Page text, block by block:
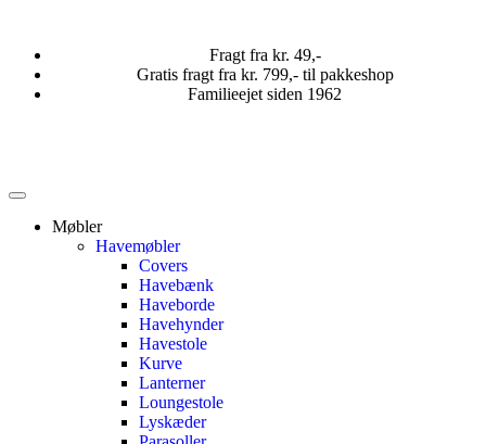
Fragt fra kr. 49,-
Gratis fragt fra kr. 799,- til pakkeshop
Familieejet siden 1962
Møbler
Havemøbler
Covers
Havebænk
Haveborde
Havehynder
Havestole
Kurve
Lanterner
Loungestole
Lyskæder